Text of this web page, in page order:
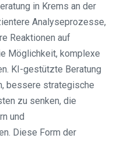
in Krems an der
Analyseprozesse,
Reaktionen auf
Möglichkeit, komplexe
KI-gestützte Beratung
bessere strategische
zu senken, die
und
Diese Form der